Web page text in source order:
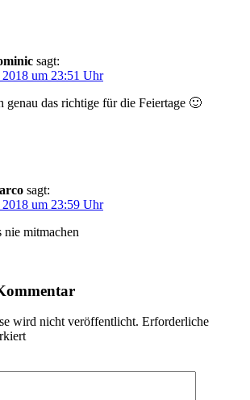
sagt:
2018 um 23:51 Uhr
genau das richtige für die Feiertage 🙂
sagt:
2018 um 23:59 Uhr
nie mitmachen
wird nicht veröffentlicht. Erforderliche